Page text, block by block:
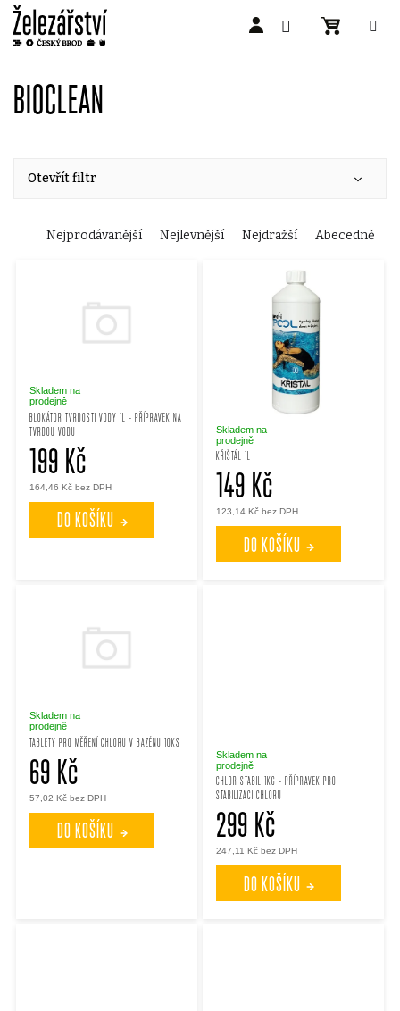
obsah
BIOCLEAN
Otevřít filtr
Ř
n
í
p
r
k
t
ů
Nejprodávanější Nejlevnější Nejdražší Abecedně
BLOKÁTOR TVRDOSTI VODY 1L - PŘÍPRAVEK NA
TVRDOU VODU
Skladem na
prodejně
164,46 Kč bez DPH
199 Kč
DO KOŠÍKU
KŘIŠTÁL 1L
Skladem na
prodejně
123,14 Kč bez DPH
149 Kč
DO KOŠÍKU
TABLETY PRO MĚŘENÍ CHLORU V BAZÉNU 10KS
Skladem na
prodejně
57,02 Kč bez DPH
69 Kč
DO KOŠÍKU
CHLOR STABIL 1KG - PŘÍPRAVEK PRO
STABILIZACI CHLORU
Skladem na
prodejně
247,11 Kč bez DPH
299 Kč
DO KOŠÍKU